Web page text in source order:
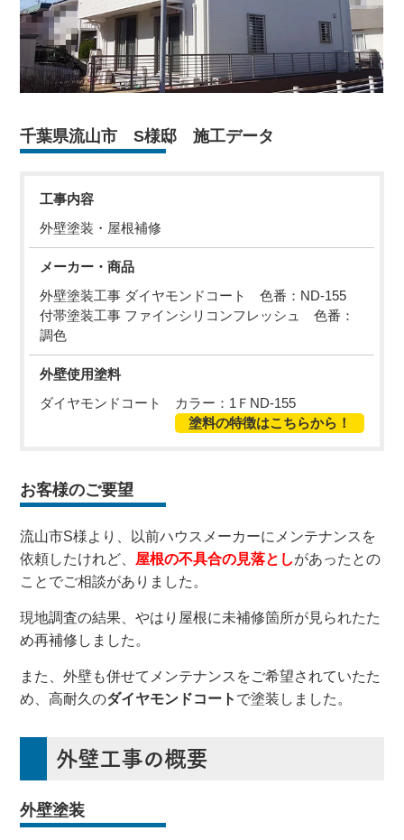
千葉県流山市 S様邸 施工データ
工事内容
外壁塗装・屋根補修
メーカー・商品
外壁塗装工事 ダイヤモンドコート 色番：ND-155
付帯塗装工事 ファインシリコンフレッシュ 色番：
調色
外壁使用塗料
ダイヤモンドコート カラー：1ＦND-155
塗料の特徴はこちらから！
お客様のご要望
流山市S様より、以前ハウスメーカーにメンテナンスを
依頼したけれど、 屋根の不具合の見落としがあったとの
ことでご相談がありました。
現地調査の結果、やはり屋根に未補修箇所が見られたた
め再補修しました。
また、外壁も併せてメンテナンスをご希望されていたた
め、高耐久のダイヤモンドコート で塗装しました。
外壁工事の概要
外壁塗装